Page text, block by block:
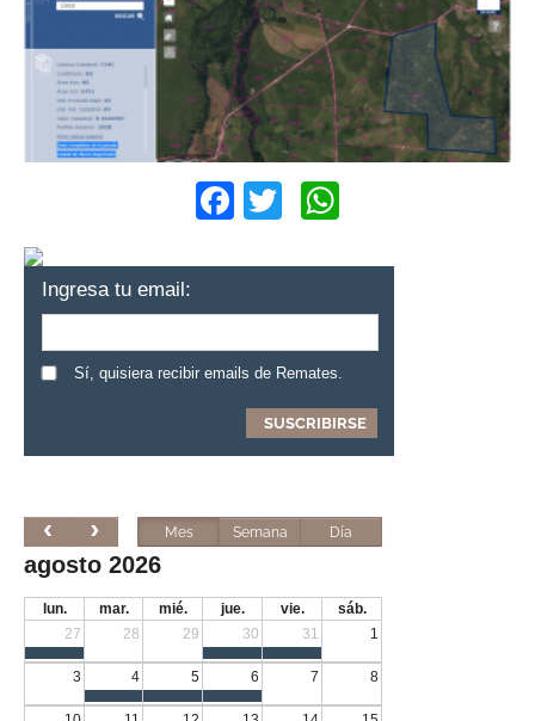
Facebook
Twitter
Ingresa tu email:
Sí, quisiera recibir emails de Remates.
Mes Semana Día
agosto 2026
lun. mar. mié. jue. vie.
sáb.
27
28 29 30 31 1
3 4 5 6 7 8